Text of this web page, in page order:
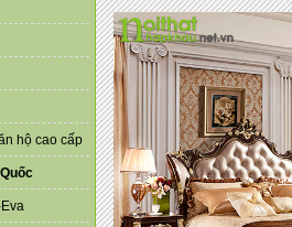
hộ cao cấp